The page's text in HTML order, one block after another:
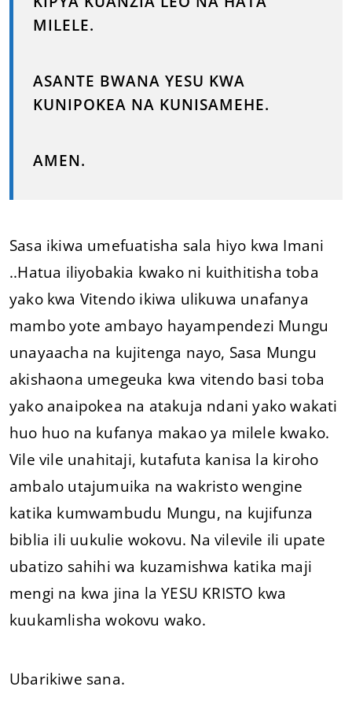
MILELE.
ASANTE BWANA YESU KWA
KUNIPOKEA NA KUNISAMEHE.
AMEN.
Sasa ikiwa umefuatisha sala hiyo kwa Imani
..Hatua iliyobakia kwako ni kuithitisha toba
yako kwa Vitendo ikiwa ulikuwa unafanya
mambo yote ambayo hayampendezi Mungu
unayaacha na kujitenga nayo, Sasa Mungu
akishaona umegeuka kwa vitendo basi toba
yako anaipokea na atakuja ndani yako wakati
huo huo na kufanya makao ya milele kwako.
Vile vile unahitaji, kutafuta kanisa la kiroho
ambalo utajumuika na wakristo wengine
katika kumwambudu Mungu, na kujifunza
biblia ili uukulie wokovu. Na vilevile ili upate
ubatizo sahihi wa kuzamishwa katika maji
mengi na kwa jina la YESU KRISTO kwa
kuukamlisha wokovu wako.
Ubarikiwe sana.